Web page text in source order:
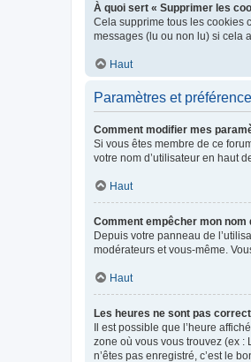
À quoi sert « Supprimer les
Cela supprime tous les cookies
messages (lu ou non lu) si cela
Haut
Paramètres et
Comment modifier mes
Si vous êtes membre de ce
votre nom d’utilisateur en haut
Haut
Comment empêcher mon
Depuis votre panneau de
modérateurs et vous-même.
Haut
Les heures ne sont pas
Il est possible que l’heure
zone où vous vous trouvez (ex :
n’êtes pas enregistré, c’est le